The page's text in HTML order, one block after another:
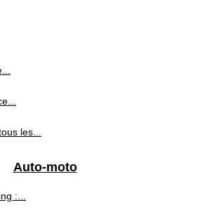
les...
Auto-moto
:...